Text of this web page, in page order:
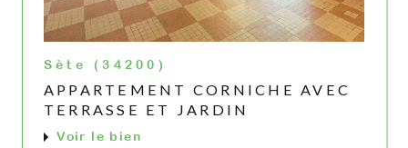
Sète (34200)
APPARTEMENT CORNICHE AVEC
TERRASSE ET JARDIN
Voir le bien